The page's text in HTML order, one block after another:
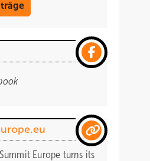
Europe turns its